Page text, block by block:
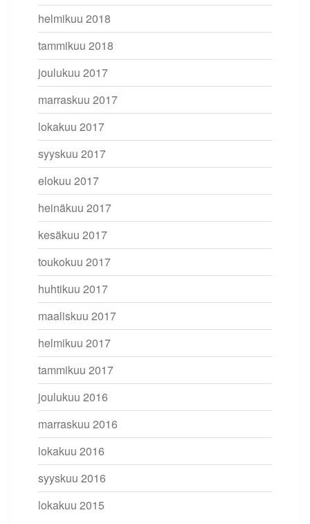
helmikuu 2018
tammikuu 2018
joulukuu 2017
marraskuu 2017
lokakuu 2017
syyskuu 2017
elokuu 2017
heinäkuu 2017
kesäkuu 2017
toukokuu 2017
huhtikuu 2017
maaliskuu 2017
helmikuu 2017
tammikuu 2017
joulukuu 2016
marraskuu 2016
lokakuu 2016
syyskuu 2016
lokakuu 2015